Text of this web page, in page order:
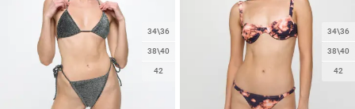
34\36
38\40
42
34\36
38\40
42